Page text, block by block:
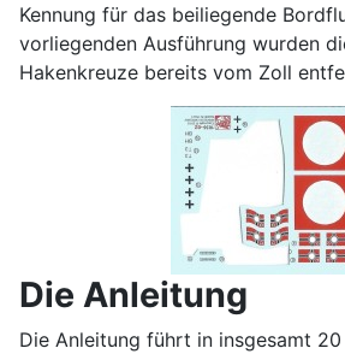
Kennung für das beiliegende
vorliegenden Ausführung wurden
Hakenkreuze bereits vom Zoll
Die Anleitung
Die Anleitung führt in insgesamt